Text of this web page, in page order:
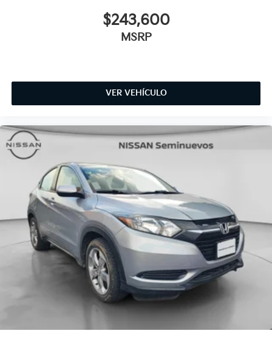
$243,600
MSRP
VER VEHÍCULO